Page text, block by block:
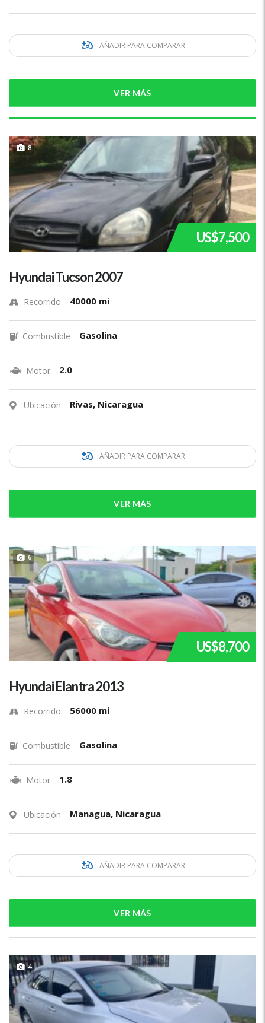
AÑADIR PARA COMPARAR
VER MÁS
8
US$7,500
Hyundai Tucson 2007
Recorrido 40000 mi
Combustible Gasolina
Motor 2.0
Ubicación Rivas, Nicaragua
AÑADIR PARA COMPARAR
VER MÁS
6
US$8,700
Hyundai Elantra 2013
Recorrido 56000 mi
Combustible Gasolina
Motor 1.8
Ubicación Managua, Nicaragua
AÑADIR PARA COMPARAR
VER MÁS
4